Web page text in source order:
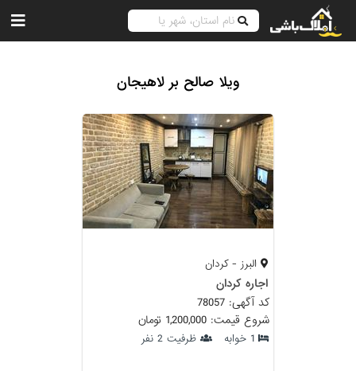
ویلا صالح بر لاهیجان
البرز - کردان
اجاره کردان
کد آگهی: 78057
شروع قیمت: 1,200,000 تومان
1 خوابه ظرفیت 2 نفر